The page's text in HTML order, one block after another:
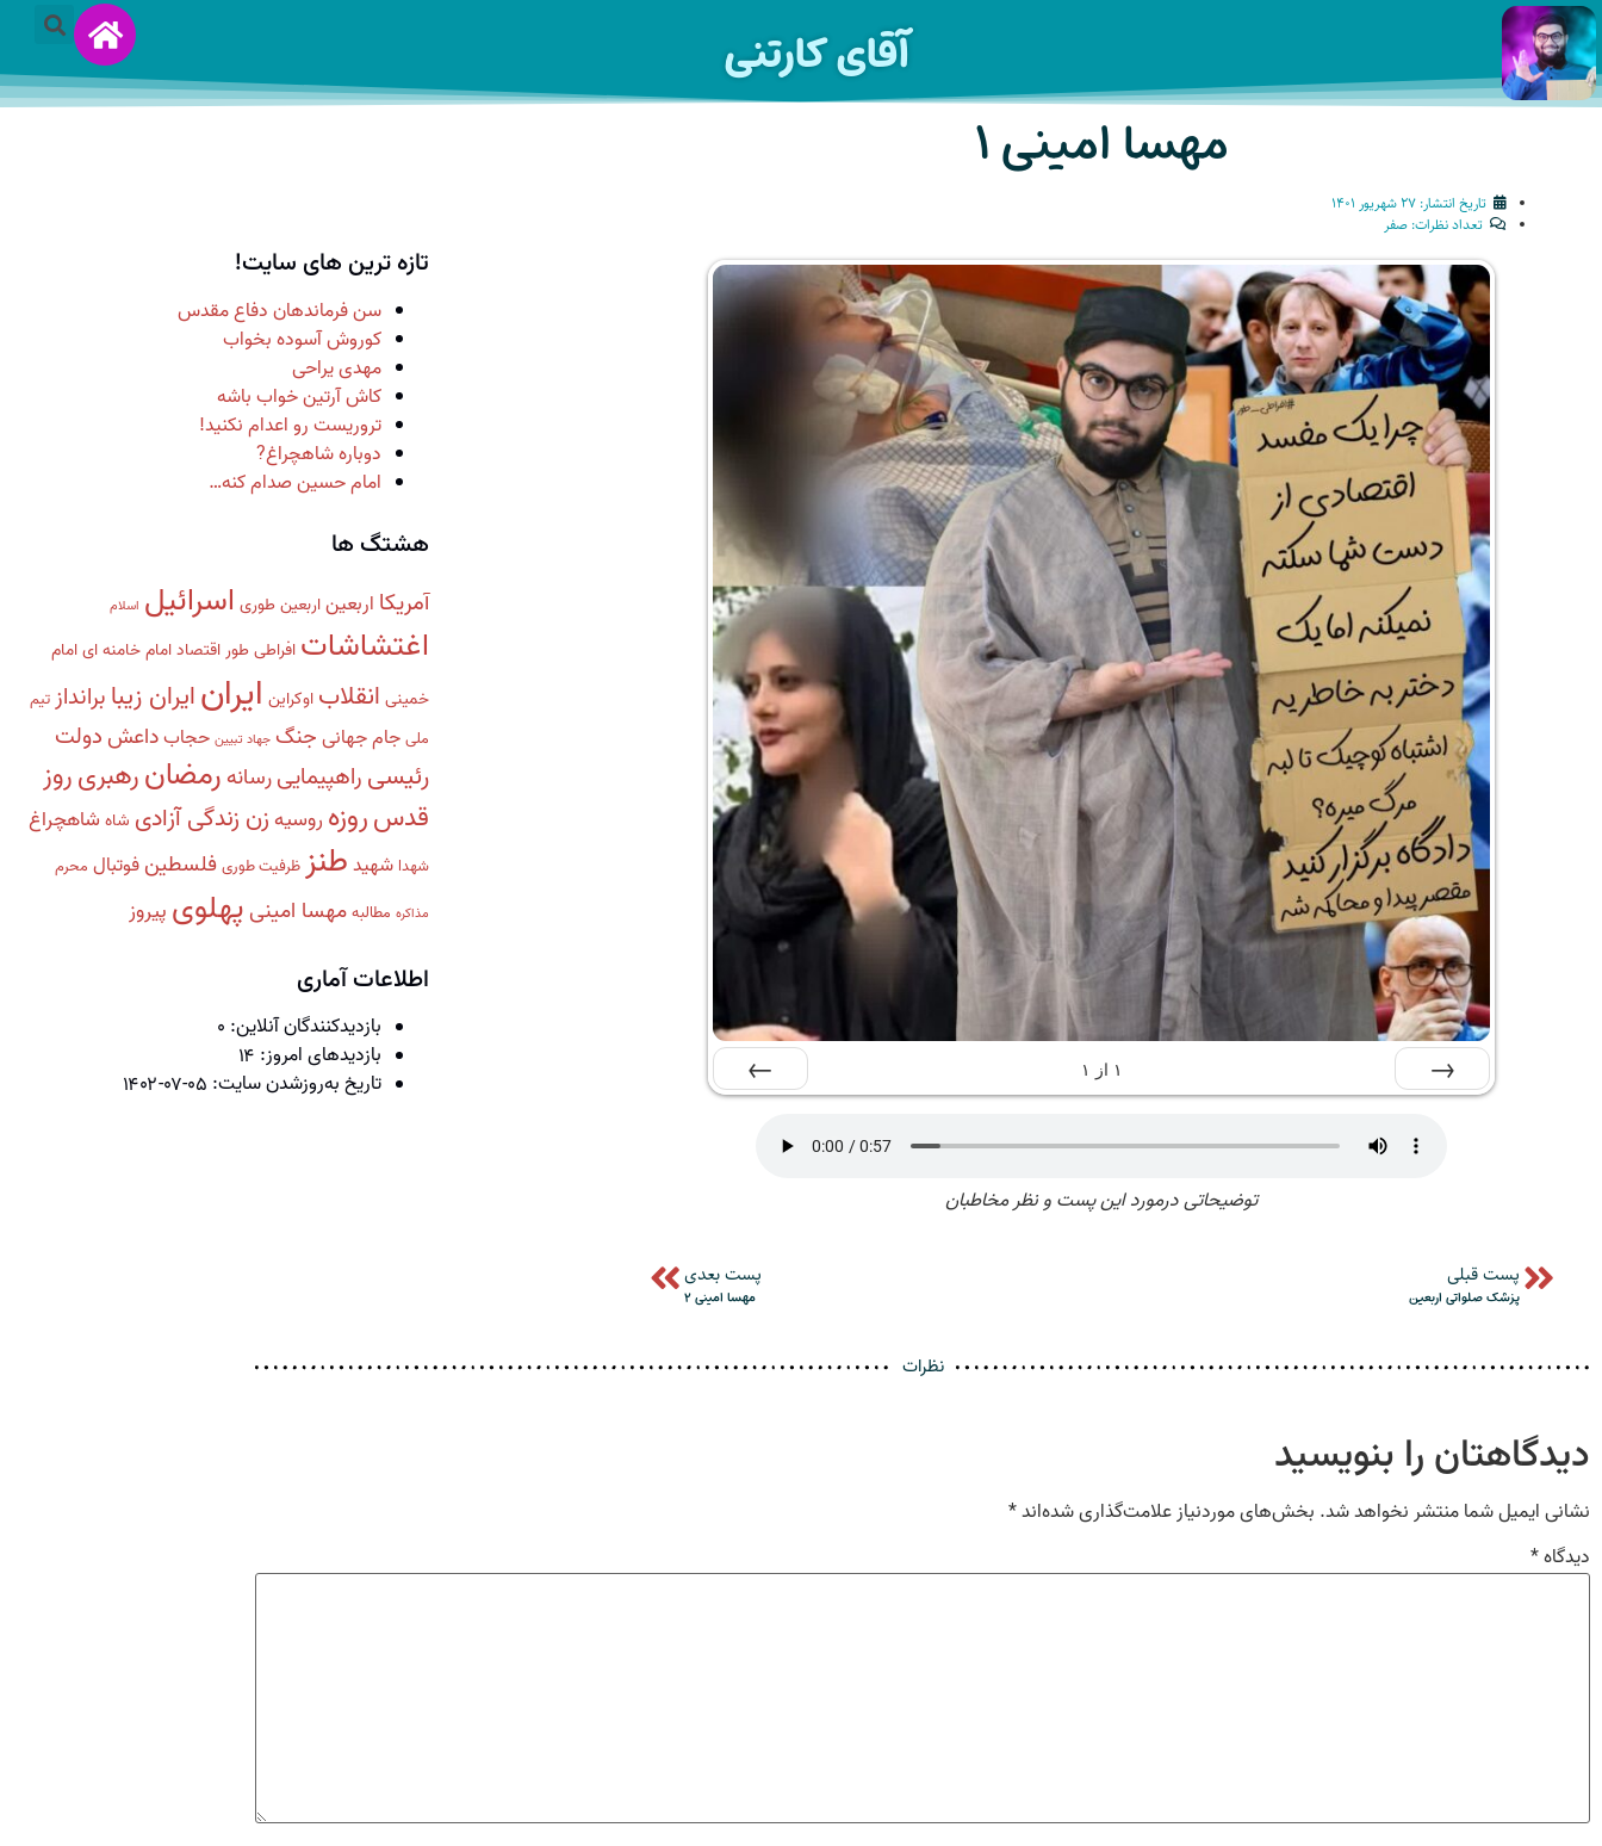
آقای کارتنی
مهسا امینی ۱
تاریخ انتشار:
تعداد نظرات: صفر
۱ از ۱
توضیحاتی درمورد این پست و نظر مخاطبان
پست قبلی
پزشک صلواتی اربعین
پست بعدی
مهسا امینی ۲
تازه ترین های سایت!
سن فرماندهان دفاع مقدس
کوروش آسوده بخواب
مهدی یراحی
کاش آرتین خواب باشه
تروریست رو اعدام نکنید!
دوباره شاهچراغ?
امام حسین صدام کنه…
هشتگ ها
آمریکا اربعیناربعین طوری اسرائیل اسلام
اغتشاشات افراطی طوراقتصادامام خامنه ایامام
خمینی انقلاب اوکراین ایرانایران زیبا برانداز تیم
ملی جام جهانی جنگ جهاد تبیین حجابداعش دولت
رئیسی راهپیماییرسانه رمضانرهبریروز
قدسروزه روسیهزن زندگی آزادی شاهشاهچراغ
شهدا شهید طنز ظرفیت طوری فلسطین فوتبال محرم
مذاکره مطالبه مهسا امینی پهلوی پیروز
اطلاعات آماری
بازدیدکنندگان آنلاین: ۰
بازدیدهای امروز: ۱۴
تاریخ به‌روزشدن سایت: ۱۴۰۲-۰۷-۰۵
نظرات
دیدگاهتان را بنویسید
نشانی ایمیل شما منتشر نخواهد شد. بخش‌های موردنیاز علامت‌گذاری شده‌اند*
دیدگاه*